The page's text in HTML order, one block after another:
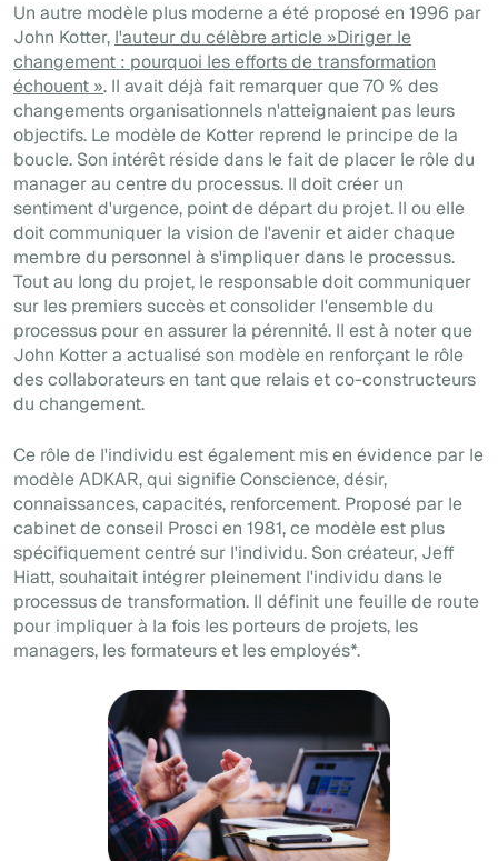
Un autre modèle plus moderne a été proposé en 1996 par
John Kotter, l'auteur du célèbre article »Diriger le
changement : pourquoi les efforts de transformation
échouent ». Il avait déjà fait remarquer que 70 % des
changements organisationnels n'atteignaient pas leurs
objectifs. Le modèle de Kotter reprend le principe de la
boucle. Son intérêt réside dans le fait de placer le rôle du
manager au centre du processus. Il doit créer un
sentiment d'urgence, point de départ du projet. Il ou elle
doit communiquer la vision de l'avenir et aider chaque
membre du personnel à s'impliquer dans le processus.
Tout au long du projet, le responsable doit communiquer
sur les premiers succès et consolider l'ensemble du
processus pour en assurer la pérennité. Il est à noter que
John Kotter a actualisé son modèle en renforçant le rôle
des collaborateurs en tant que relais et co-constructeurs
du changement.
Ce rôle de l'individu est également mis en évidence par le
modèle ADKAR, qui signifieConscience, désir,
connaissances, capacités, renforcement. Proposé par le
cabinet de conseil Prosci en 1981, ce modèle est plus
spécifiquement centré sur l'individu. Son créateur, Jeff
Hiatt, souhaitait intégrer pleinement l'individu dans le
processus de transformation. Il définit une feuille de route
pour impliquer à la fois les porteurs de projets, les
managers, les formateurs et les employés*.